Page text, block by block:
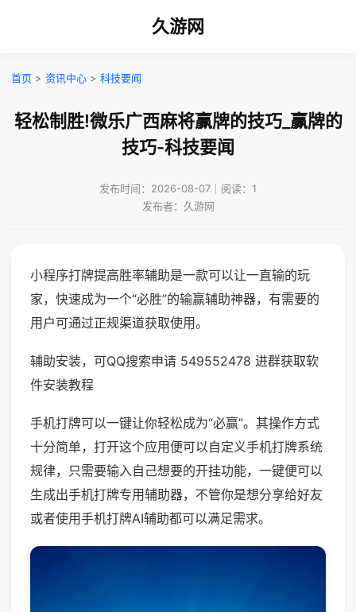
久游网
首页 > 资讯中心 > 科技要闻
轻松制胜!微乐广西麻将赢牌的技巧_赢牌的
技巧-科技要闻
发布时间：2026-08-07｜阅读：1
发布者：久游网
小程序打牌提高胜率辅助是一款可以让一直输的玩
家，快速成为一个“必胜”的输赢辅助神器，有需要的
用户可通过正规渠道获取使用。
辅助安装，可QQ搜索申请 549552478 进群获取软
件安装教程
手机打牌可以一键让你轻松成为“必赢”。其操作方式
十分简单，打开这个应用便可以自定义手机打牌系统
规律，只需要输入自己想要的开挂功能，一键便可以
生成出手机打牌专用辅助器，不管你是想分享给好友
或者使用手机打牌AI辅助都可以满足需求。